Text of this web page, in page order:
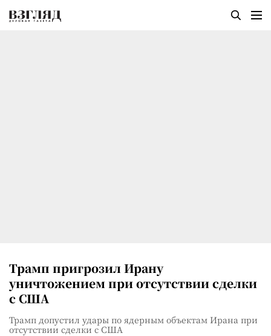
Трамп пригрозил Ирану
уничтожением при отсутствии сделки
с США
Трамп допустил удары по ядерным объектам Ирана при
отсутствии сделки с США